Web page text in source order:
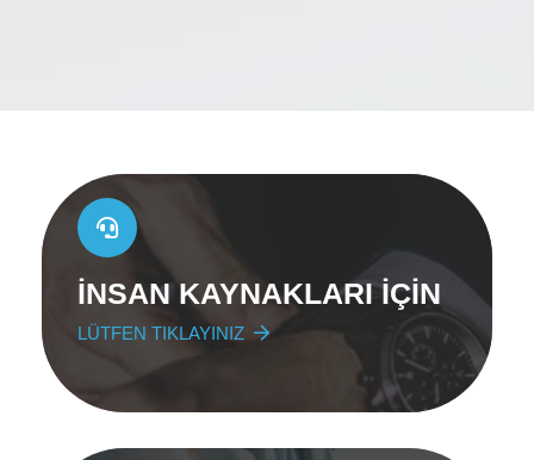
İNSAN KAYNAKLARI İÇİN
LÜTFEN TIKLAYINIZ